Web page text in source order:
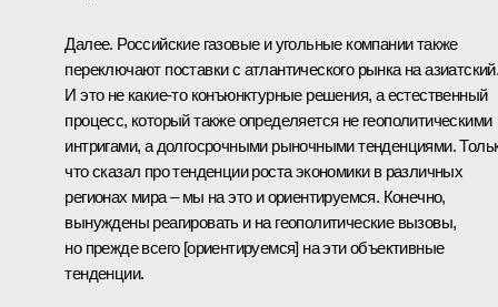
Далее. Российские газовые и угольные компании также
переключают поставки с атлантического рынка на
И это не какие-то конъюнктурные решения, а естественный
процесс, который также определяется не геополитическими
интригами, а долгосрочными рыночными тенденциями.
что сказал про тенденции роста экономики в различных
регионах мира – мы на это и ориентируемся. Конечно,
вынуждены реагировать и на геополитические вызовы,
но прежде всего [ориентируемся] на эти объективные
тенденции.